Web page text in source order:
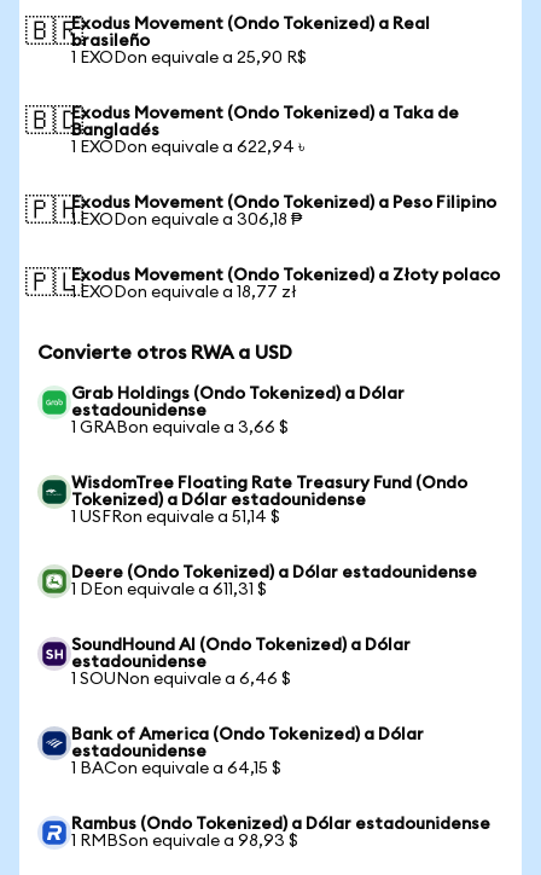
🇧🇷Exodus Movement (Ondo Tokenized) a Real
brasileño
1 EXODon equivale a 25,90 R$
🇧🇩Exodus Movement (Ondo Tokenized) a Taka de
Bangladés
1 EXODon equivale a 622,94 ৳
🇵🇭Exodus Movement (Ondo Tokenized) a Peso Filipino
1 EXODon equivale a 306,18 ₱
🇵🇱Exodus Movement (Ondo Tokenized) a Złoty polaco
1 EXODon equivale a 18,77 zł
Convierte otros RWA a USD
Grab Holdings (Ondo Tokenized) a Dólar
estadounidense
1 GRABon equivale a 3,66 $
WisdomTree Floating Rate Treasury Fund (Ondo
Tokenized) a Dólar estadounidense
1 USFRon equivale a 51,14 $
Deere (Ondo Tokenized) a Dólar estadounidense
1 DEon equivale a 611,31 $
SoundHound AI (Ondo Tokenized) a Dólar
estadounidense
1 SOUNon equivale a 6,46 $
Bank of America (Ondo Tokenized) a Dólar
estadounidense
1 BACon equivale a 64,15 $
Rambus (Ondo Tokenized) a Dólar estadounidense
1 RMBSon equivale a 98,93 $